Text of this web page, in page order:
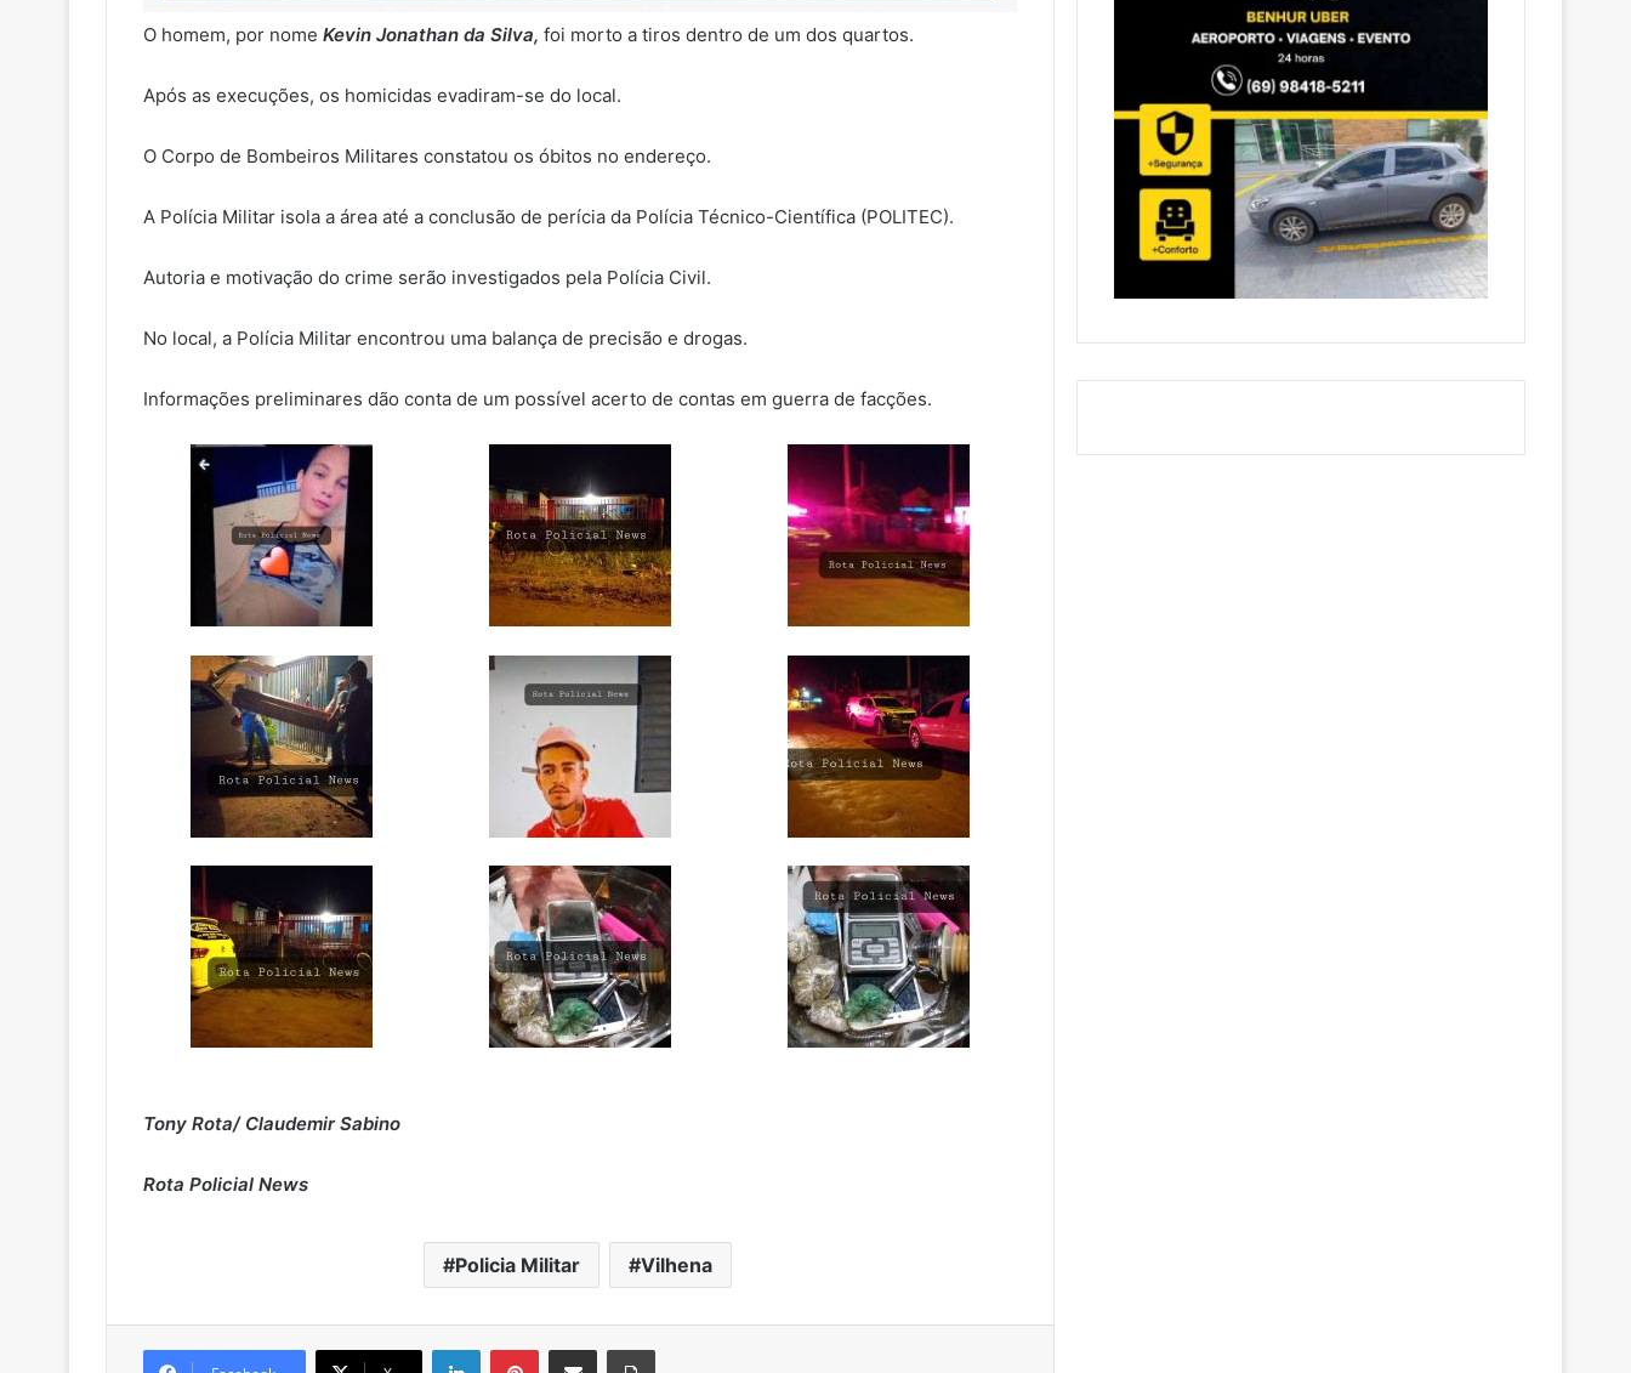
O homem, por nome Kevin Jonathan da Silva, foi morto a tiros dentro de um dos quartos.
Após as execuções, os homicidas evadiram-se do local.
O Corpo de Bombeiros Militares constatou os óbitos no endereço.
A Polícia Militar isola a área até a conclusão de perícia da Polícia Técnico-Científica (POLITEC).
Autoria e motivação do crime serão investigados pela Polícia Civil.
No local, a Polícia Militar encontrou uma balança de precisão e drogas.
Informações preliminares dão conta de um possível acerto de contas em guerra de facções.
Tony Rota/ Claudemir Sabino
Rota Policial News
Policia Militar Vilhena